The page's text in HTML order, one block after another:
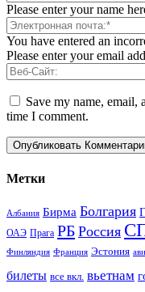
Please enter your name
You have entered an
Please enter your email
Save my name, email,
time I comment.
Метки
Албания Бирма Болгария
ОАЭ Прага РБ Россия
Финляндия Франция Эстония
билеты все вкл. вьетнам